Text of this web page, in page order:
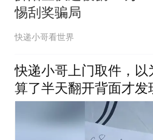
惕刮奖骗局
快递小哥看世界
快递小哥上门取件，以
算了半天翻开背面才发